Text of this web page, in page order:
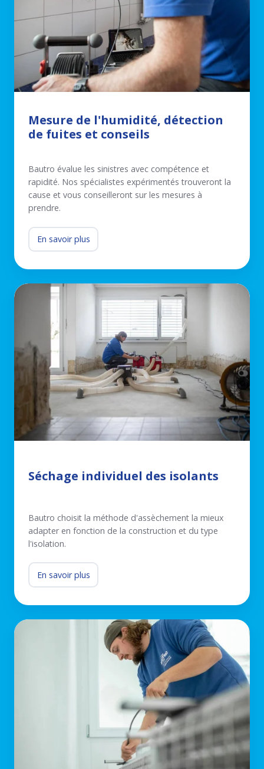
conseils
Mesure de l'humidité, détection
de fuites et conseils
Bautro évalue les sinistres avec compétence et
rapidité. Nos spécialistes expérimentés trouveront la
cause et vous conseilleront sur les mesures à
prendre.
En savoir plus
Séchage
Séchage individuel des isolants
Bautro choisit la méthode d'assèchement la mieux
adapter en fonction de la construction et du type
l'isolation.
En savoir plus
Assèchement